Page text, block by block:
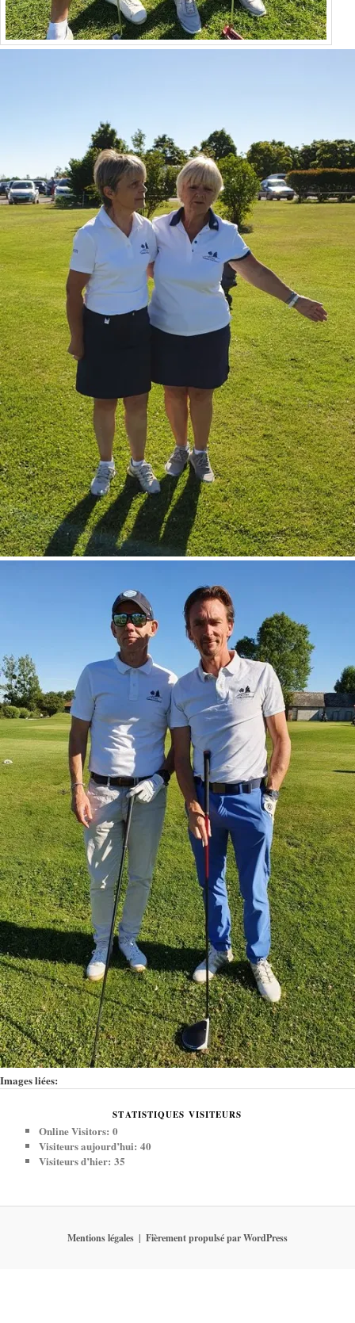
Images liées:
STATISTIQUES VISITEURS
Online Visitors:0
Visiteurs aujourd’hui:40
Visiteurs d’hier:35
Mentions légales Fièrement propulsé par WordPress